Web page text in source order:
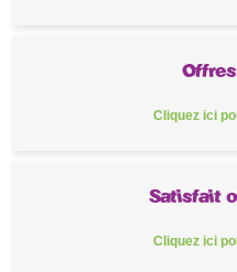
Cliquez ici
Satisfait
Cliquez ici